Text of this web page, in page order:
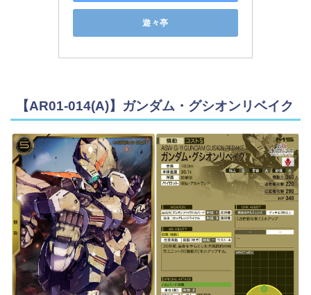
遊々亭
【AR01-014(A)】ガンダム・グシオンリベイク